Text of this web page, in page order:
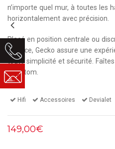
n’importe quel mur, à toutes les
horizontalement avec précision.
Placé en position centrale ou
la pièce, Gecko assure une
toute simplicité et sécurité.
Phantom.
Hifi Accessoires Devialet
149,00€